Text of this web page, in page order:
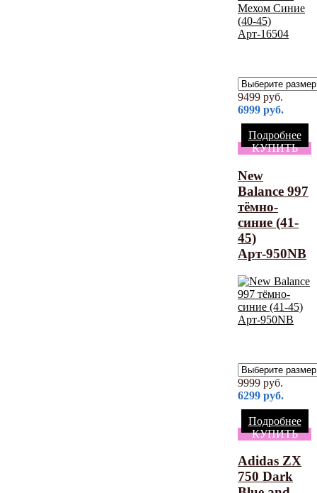
9499 руб.
6999 руб.
Подробнее
КУПИТЬ
New
Balance 997
тёмно-
синие (41-
45)
Арт-950NB
9999 руб.
6299 руб.
Подробнее
КУПИТЬ
Adidas ZX
750 Dark